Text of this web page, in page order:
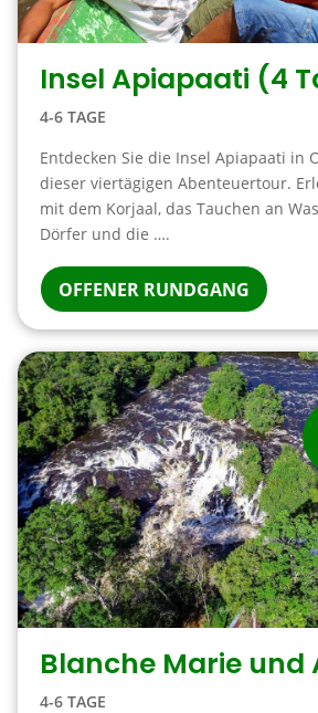
Insel Apiapaati (4
4-6 TAGE
Entdecken Sie die Insel Apiapaati in
dieser viertägigen Abenteuertour.
mit dem Korjaal, das Tauchen an
Dörfer und die ….
OFFENER RUNDGANG
Blanche Marie und
4-6 TAGE